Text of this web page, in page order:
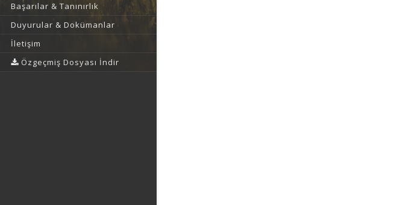
Başarılar & Tanınırlık
Duyurular & Dokümanlar
İletişim
Özgeçmiş Dosyası İndir